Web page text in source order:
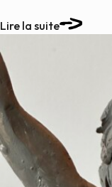
Lire la suite